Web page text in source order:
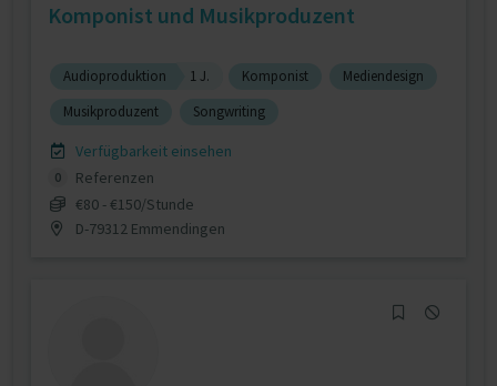
Komponist und Musikproduzent
Audioproduktion 1 J. Komponist
Mediendesign
Musikproduzent
Songwriting
Verfügbarkeit einsehen
0
Referenzen
€80 - €150/Stunde
D-79312 Emmendingen